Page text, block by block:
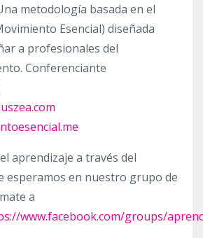
metodología basada en el
Esencial) diseñada
a profesionales del
Conferenciante
aprendizaje a través del
esperamos en nuestro grupo de
a
www.facebook.com/groups/